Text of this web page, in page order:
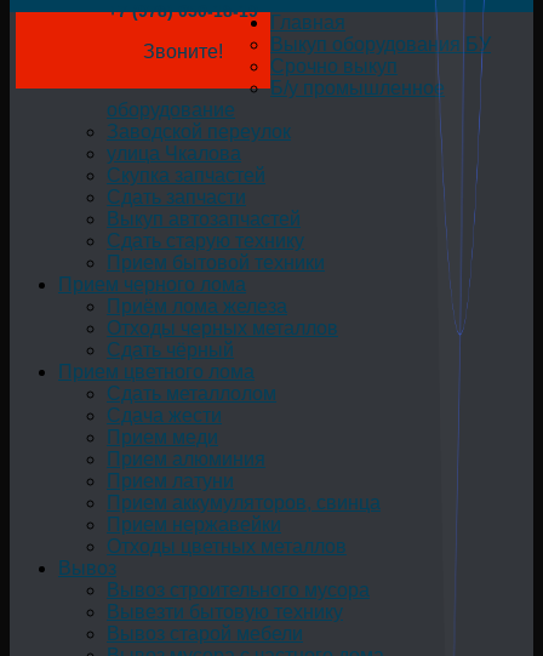
+7 (978) 050-18-19
Звоните!
Главная
Выкуп оборудования БУ
Срочно выкуп
Б/у промышленное
оборудование
Заводской переулок
улица Чкалова
Скупка запчастей
Сдать запчасти
Выкуп автозапчастей
Сдать старую технику
Прием бытовой техники
Прием черного лома
Приём лома железа
Отходы черных металлов
Сдать чёрный
Прием цветного лома
Сдать металлолом
Сдача жести
Прием меди
Прием алюминия
Прием латуни
Прием аккумуляторов, свинца
Прием нержавейки
Отходы цветных металлов
Вывоз
Вывоз строительного мусора
Вывезти бытовую технику
Вывоз старой мебели